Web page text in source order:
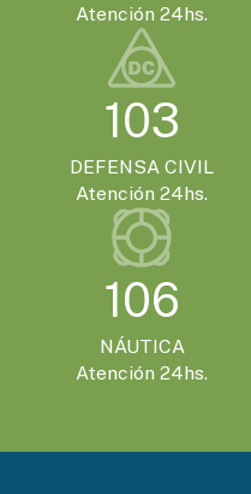
Atención 24hs.
103
DEFENSA CIVIL
Atención 24hs.
106
NÁUTICA
Atención 24hs.